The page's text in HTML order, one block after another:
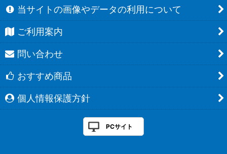
当サイトの画像やデータの利用について
ご利用案内
問い合わせ
おすすめ商品
個人情報保護方針
PCサイト